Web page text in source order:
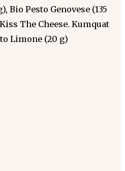
Bio Pesto Genovese (135
The Cheese. Kumquat
Limone (20 g)